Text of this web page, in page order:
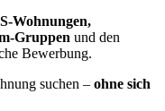
Wohnungen,
Gruppen und den
Bewerbung.
suchen – ohne sich